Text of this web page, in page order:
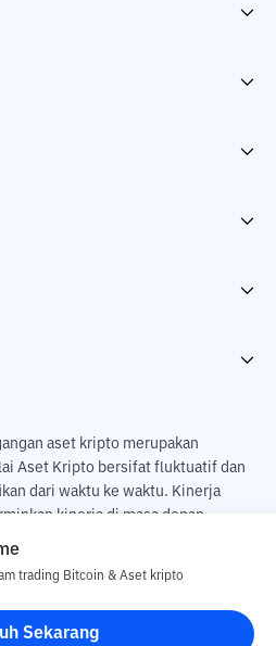
aset kripto merupakan
Aset Kripto bersifat fluktuatif dan
dari waktu ke waktu. Kinerja
kinerja di masa depan.
dampak dari membeli dan
Indonesia (Bittime) tidak
fluktuasi dari nilai tukar Aset
trading Bitcoin & Aset kripto
Sekarang